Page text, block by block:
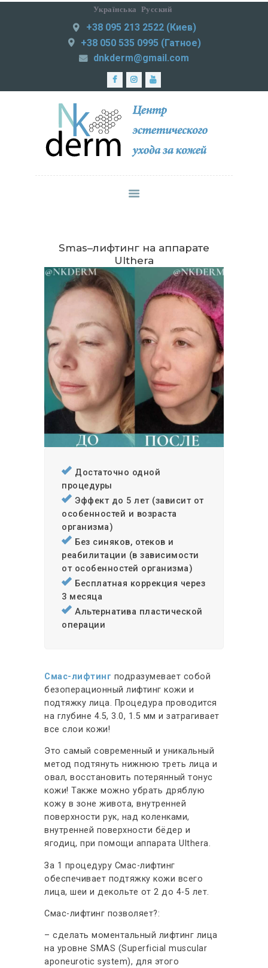
Українська Русский
+38 095 213 2522 (Киев)
+38 050 535 0995 (Гатное)
dnkderm@gmail.com
NKDERM
Центр эстетического ухода за кожей
ЛАЗЕРНАЯ
ЭПИЛЯЦИЯ
МЕДИЦИНСКАЯ
ПРАКТИКА
ИНЪЕКЦИОННАЯ
СМАС-ЛИФТИНГ
ЦЕНЫ
АКЦИИ
ФОТО ДО-ПОСЛЕ
ОТЗЫВЫ
КОНТАКТЫ
Smas–лифтинг на аппарате
Ulthera
Достаточно одной
процедуры
Эффект до 5 лет (зависит от
особенностей и возраста
организма)
Без синяков, отеков и
реабилитации (в зависимости
от особенностей организма)
Бесплатная коррекция через
3 месяца
Альтернатива пластической
операции
Смас-лифтинг подразумевает собой
безоперационный лифтинг кожи и
подтяжку лица. Процедура проводится
на глубине 4.5, 3.0, 1.5 мм и затрагивает
все слои кожи!
Это самый современный и уникальный
метод подтянуть нижнюю треть лица и
овал, восстановить потерянный тонус
кожи! Также можно убрать дряблую
кожу в зоне живота, внутренней
поверхности рук, над коленками,
внутренней поверхности бёдер и
ягодиц, при помощи аппарата Ulthera.
За 1 процедуру Смас-лифтинг
обеспечивает подтяжку кожи всего
лица, шеи и декольте от 2 до 4-5 лет.⠀
Смас-лифтинг позволяет?:
– сделать моментальный лифтинг лица
на уровне SMAS (Superficial muscular
aponeurotic system), для этого